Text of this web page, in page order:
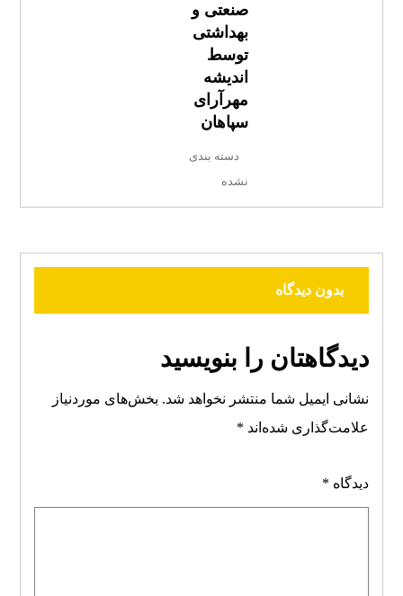
صنعتی و
بهداشتی
توسط
اندیشه
مهرآرای
سپاهان
دسته بندی
نشده
بدون دیدگاه
دیدگاهتان را بنویسید
نشانی ایمیل شما منتشر نخواهد شد. بخش‌های موردنیاز
علامت‌گذاری شده‌اند *
دیدگاه *